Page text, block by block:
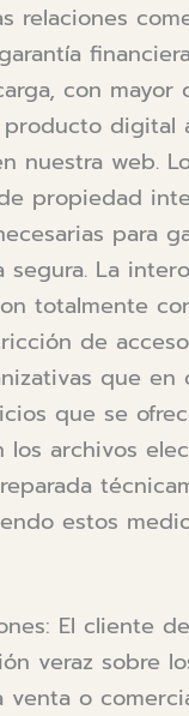
relaciones
con
nuestra web.
propiedad
para
La
totalmente
de
que
que se
archivos
estos
El cliente
veraz sobre
venta o